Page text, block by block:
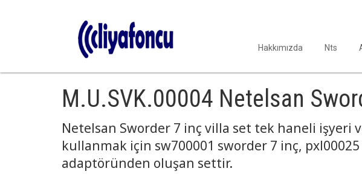
Hakkımızda Nts
M.U.SVK.00004 Netelsan
Netelsan Sworder 7 inç villa set tek haneli işyeri
kullanmak için sw700001 sworder 7 inç,
adaptöründen oluşan settir.